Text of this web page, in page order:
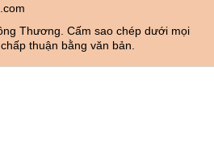
Thương. Cấm sao chép dưới mọi
thuận bằng văn bản.